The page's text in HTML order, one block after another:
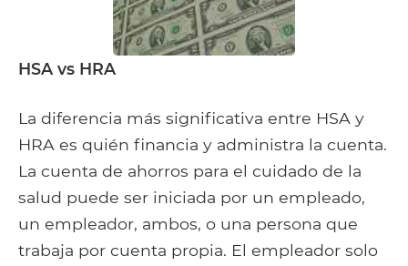
HSA vs HRA
La diferencia más significativa entre HSA y
HRA es quién financia y administra la cuenta.
La cuenta de ahorros para el cuidado de la
salud puede ser iniciada por un empleado,
un empleador, ambos, o una persona que
trabaja por cuenta propia. El empleador solo